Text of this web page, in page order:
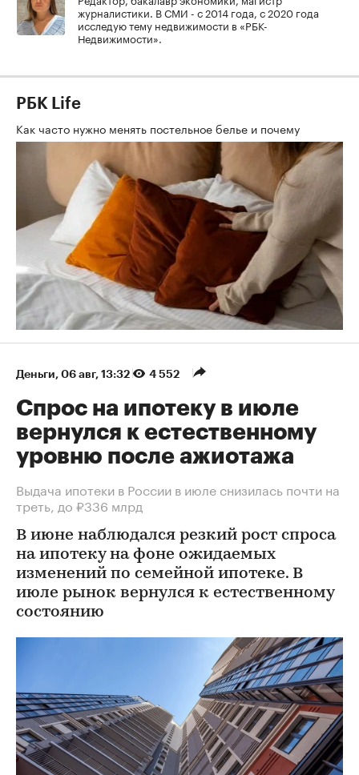
журналистики. В СМИ - с 2014 года, с 2020 года
исследую тему недвижимости в «РБК-
Недвижимости».
РБК Life
Как часто нужно менять постельное белье и почему
Деньги⁠, 06 авг, 13:32 4 552
Спрос на ипотеку в июле
вернулся к естественному
уровню после ажиотажа
Выдача ипотеки в России в июле снизилась почти на
треть, до ₽336 млрд
В июне наблюдался резкий рост спроса
на ипотеку на фоне ожидаемых
изменений по семейной ипотеке. В
июле рынок вернулся к естественному
состоянию